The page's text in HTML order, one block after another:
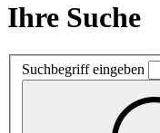
Ihre Suche
Suchbegriff eingeben